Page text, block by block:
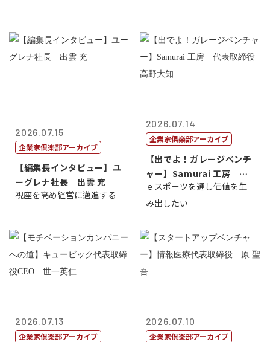
2026.07.15
企業家倶楽部アーカイブ
【編集長インタビュー】ユ
ーグレナ社長 出雲 充
視座を高め経営に邁進する
2026.07.14
企業家倶楽部アーカイブ
【出でよ！ガレージベンチ
ャー】Samurai 工房 代
表取締...
ｅスポーツを通し価値を生
み出したい
2026.07.13
企業家倶楽部アーカイブ
2026.07.10
企業家倶楽部アーカイブ